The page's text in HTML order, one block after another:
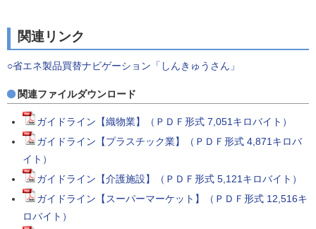
関連リンク
○省エネ製品買替ナビゲーション「しんきゅうさん」
関連ファイルダウンロード
ガイドライン【織物業】（ＰＤＦ形式 7,051キロバイト）
ガイドライン【プラスチック業】（ＰＤＦ形式 4,871キロバ
イト）
ガイドライン【介護施設】（ＰＤＦ形式 5,121キロバイト）
ガイドライン【スーパーマーケット】（ＰＤＦ形式 12,516キ
ロバイト）